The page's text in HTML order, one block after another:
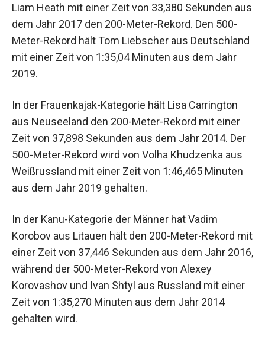
Liam Heath mit einer Zeit von 33,380 Sekunden aus
dem Jahr 2017 den 200-Meter-Rekord. Den 500-
Meter-Rekord hält Tom Liebscher aus Deutschland
mit einer Zeit von 1:35,04 Minuten aus dem Jahr
2019.
In der Frauenkajak-Kategorie hält Lisa Carrington
aus Neuseeland den 200-Meter-Rekord mit einer
Zeit von 37,898 Sekunden aus dem Jahr 2014. Der
500-Meter-Rekord wird von Volha Khudzenka aus
Weißrussland mit einer Zeit von 1:46,465 Minuten
aus dem Jahr 2019 gehalten.
In der Kanu-Kategorie der Männer hat Vadim
Korobov aus Litauen hält den 200-Meter-Rekord mit
einer Zeit von 37,446 Sekunden aus dem Jahr 2016,
während der 500-Meter-Rekord von Alexey
Korovashov und Ivan Shtyl aus Russland mit einer
Zeit von 1:35,270 Minuten aus dem Jahr 2014
gehalten wird.